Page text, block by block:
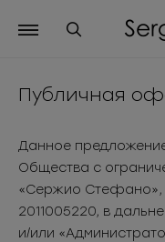
Публичная
Данное
Общества с
«Сержио Стефано»,
2011005220, в
и/или